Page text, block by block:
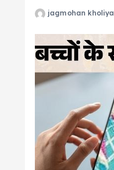
jagmohan kholiya